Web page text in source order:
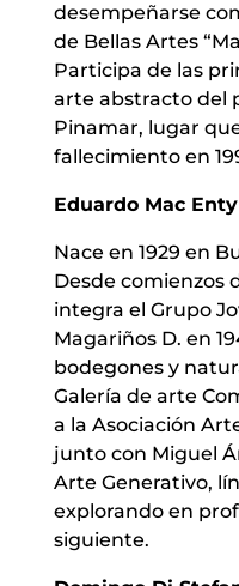
desempeñarse
de Bellas Artes
Participa de las
arte abstracto del
Pinamar, lugar
fallecimiento en
Eduardo Mac
Nace en 1929 en
Desde comienzos
integra el Grupo
Magariños D. en
bodegones y
Galería de arte
a la Asociación
junto con Miguel
Arte Generativo,
explorando en
siguiente.